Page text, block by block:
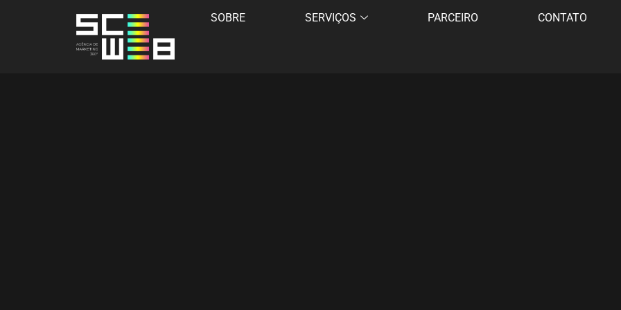
SOBRE SERVIÇOS PARCEIRO CONTATO